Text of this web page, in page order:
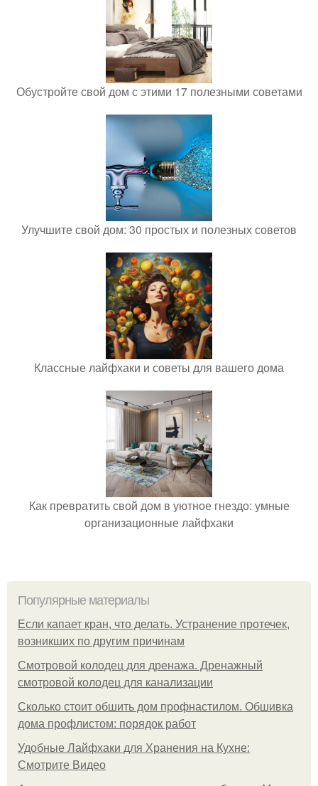
Обустройте свой дом с этими 17 полезными советами
Улучшите свой дом: 30 простых и полезных советов
Классные лайфхаки и советы для вашего дома
Как превратить свой дом в уютное гнездо: умные
организационные лайфхаки
Популярные материалы
Если капает кран, что делать. Устранение протечек,
возникших по другим причинам
Смотровой колодец для дренажа. Дренажный
смотровой колодец для канализации
Сколько стоит обшить дом профнастилом. Обшивка
дома профлистом: порядок работ
Удобные Лайфхаки для Хранения на Кухне:
Смотрите Видео